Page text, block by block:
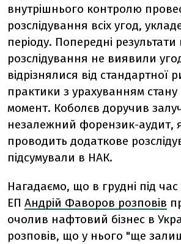
внутрішнього контролю
розслідування всіх угод,
періоду. Попередні результати
розслідування не виявили
відрізнялися від стандартної
практики з урахуванням
момент. Коболєв доручив
незалежний форензик-аудит,
проводить додаткове
підсумували в НАК.
Нагадаємо, що в грудні під
ЕП Андрій Фаворов розповів
очолив нафтовий бізнес в
розповів, що у нього "ще